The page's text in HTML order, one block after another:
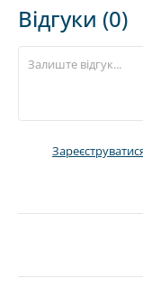
Відгуки (0)